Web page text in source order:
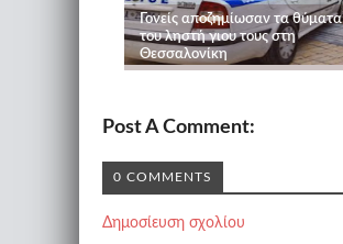
Γονείς αποζημίωσαν τα θύματα
του ληστή γιου τους στη
Θεσσαλονίκη
Post A Comment:
0 COMMENTS
Δημοσίευση σχολίου